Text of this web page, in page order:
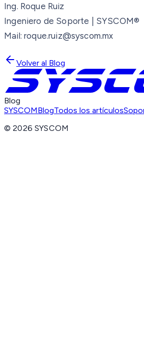
Ing. Roque Ruiz
Ingeniero de Soporte | SYSCOM®
Mail: roque.ruiz@syscom.mx
Volver al Blog
Blog
SYSCOMBlogTodos los artículos
©2026 SYSCOM